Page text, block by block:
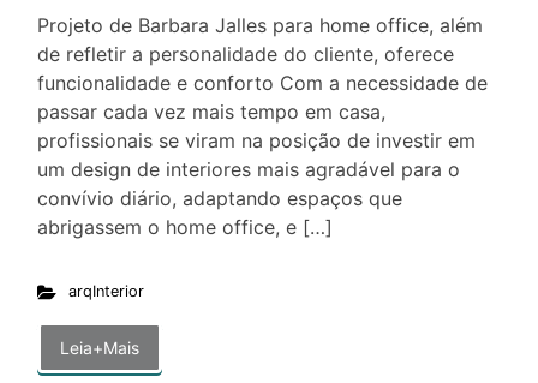
Projeto de Barbara Jalles para home office, além
de refletir a personalidade do cliente, oferece
funcionalidade e conforto Com a necessidade de
passar cada vez mais tempo em casa,
profissionais se viram na posição de investir em
um design de interiores mais agradável para o
convívio diário, adaptando espaços que
abrigassem o home office, e […]
arqInterior
Leia+Mais